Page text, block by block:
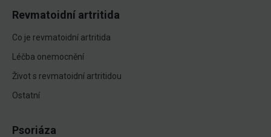
Revmatoidní artritida
Co je revmatoidní artritida
Léčba onemocnění
Život s revmatoidní artritidou
Ostatní
Psoriáza